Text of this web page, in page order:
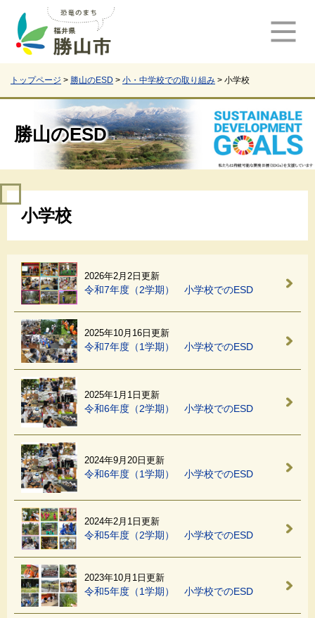
で
ば
へ
トップページ > 勝山のESD > 小・中学校での取り組み > 小学校
勝山のESD
小学校
令和7年度（2学期） 小学校でのESD
2026年2月2日更新
令和7年度（1学期） 小学校でのESD
2025年10月16日更新
令和6年度（2学期） 小学校でのESD
2025年1月1日更新
令和6年度（1学期） 小学校でのESD
2024年9月20日更新
令和5年度（2学期） 小学校でのESD
2024年2月1日更新
令和5年度（1学期） 小学校でのESD
2023年10月1日更新